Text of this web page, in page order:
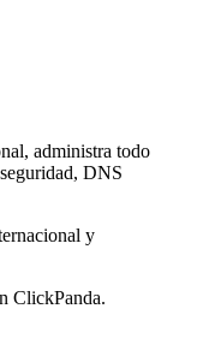
administra todo
DNS
y
ClickPanda.